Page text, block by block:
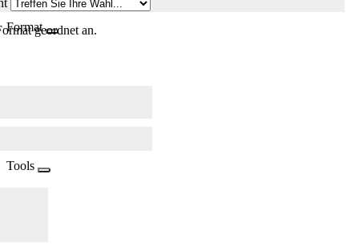
Formatgeordnet an.
Tools